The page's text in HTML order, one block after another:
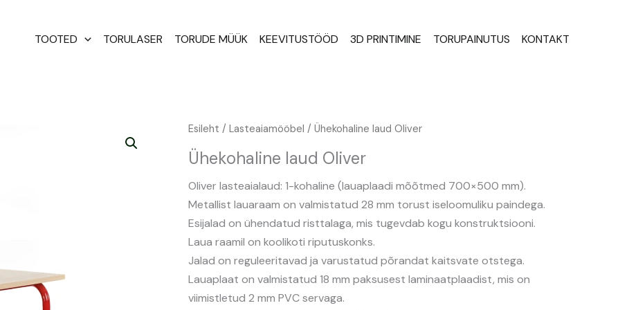
TOOTED TORULASER TORUDE MÜÜK KEEVITUSTÖÖD 3D PRINTIMINE TORUPAINUTUS KONTAKT
Esileht / Lasteaiamööbel / Ühekohaline laud Oliver
Ühekohaline laud Oliver
Oliver lasteaialaud: 1-kohaline (lauaplaadi mõõtmed 700×500 mm).
Metallist lauaraam on valmistatud 28 mm torust iseloomuliku paindega.
Esijalad on ühendatud risttalaga, mis tugevdab kogu konstruktsiooni.
Laua raamil on koolikoti riputuskonks.
Jalad on reguleeritavad ja varustatud põrandat kaitsvate otstega.
Lauaplaat on valmistatud 18 mm paksusest laminaatplaadist, mis on
viimistletud 2 mm PVC servaga.
Ühekohaline
laud
Oliver
kogus